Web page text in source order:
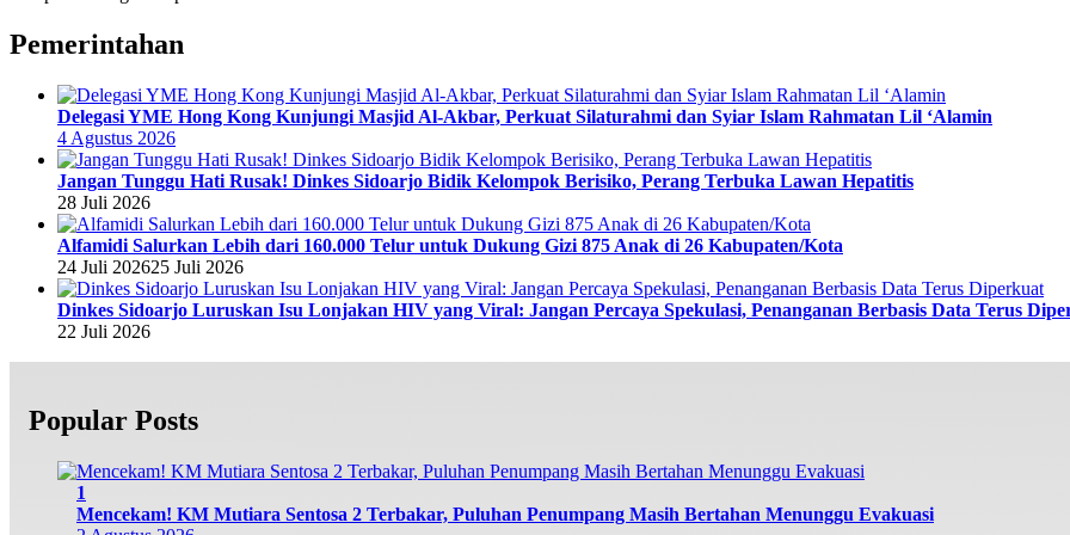
Pemerintahan
Delegasi YME Hong Kong Kunjungi Masjid Al-Akbar, Perkuat Silaturahmi dan Syiar Islam Rahmatan Lil ‘Alamin
4 Agustus 2026
Jangan Tunggu Hati Rusak! Dinkes Sidoarjo Bidik Kelompok Berisiko, Perang Terbuka Lawan Hepatitis
28 Juli 2026
Alfamidi Salurkan Lebih dari 160.000 Telur untuk Dukung Gizi 875 Anak di 26 Kabupaten/Kota
24 Juli 202625 Juli 2026
Dinkes Sidoarjo Luruskan Isu Lonjakan HIV yang Viral: Jangan Percaya Spekulasi, Penanganan Berbasis Data Terus
22 Juli 2026
Popular Posts
1
Mencekam! KM Mutiara Sentosa 2 Terbakar, Puluhan Penumpang Masih Bertahan Menunggu Evakuasi